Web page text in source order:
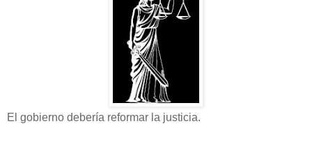
El gobierno debería reformar la justicia.